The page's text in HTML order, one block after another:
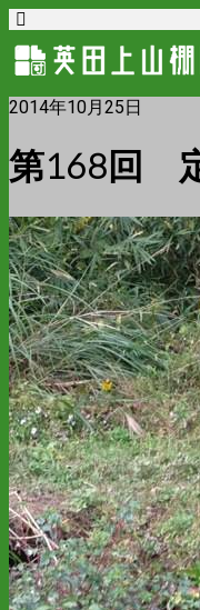
2014年10月25日
第168回